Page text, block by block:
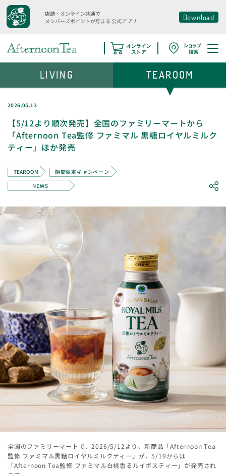
店舗・オンライン共通で
メンバーズポイントが貯まる 公式アプリ Download
2026.05.13
【5/12より順次発売】全国のファミリーマートから
「Afternoon Tea監修 ファミマル 黒糖ロイヤルミルク
ティー」ほか発売
TEAROOM
期間限定キャンペーン
NEWS
全国のファミリーマートで、2026/5/12より、新商品「Afternoon Tea
監修 ファミマル黒糖ロイヤルミルクティー」が、5/19からは
「Afternoon Tea監修 ファミマル白桃香るルイボスティー」が発売され
LIVING TEAROOM